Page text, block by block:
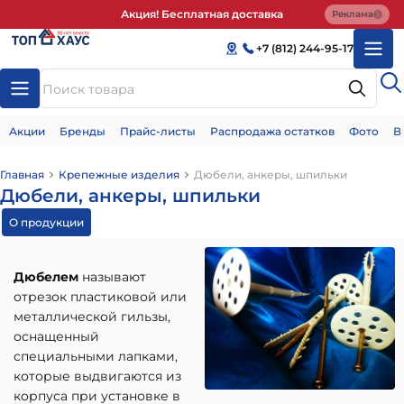
Акция! Бесплатная доставка Реклама
+7 (812) 244-95-17
Акции Бренды Прайс-листы Распродажа остатков Фото
Главная Крепежные изделия Дюбели, анкеры, шпильки
Дюбели, анкеры, шпильки
О продукции
Дюбелем называют
отрезок пластиковой или
металлической гильзы,
оснащенный
специальными лапками,
которые выдвигаются из
корпуса при установке в